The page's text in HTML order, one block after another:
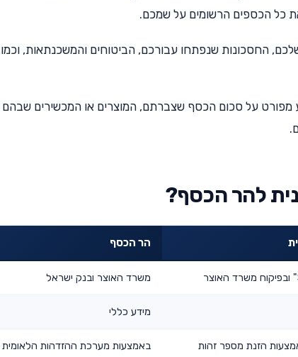
כל הכספים הרשומים על שמכם.
החסכונות שנפתחו עבורכם, הביטוחים והמשכנתאות,
מפורט על סכום הכסף שצברתם, המוצרים או המכשירים
להר הכסף?
הר הכסף
משרד האוצר ובנק ישראל
מידע כללי
הזנת מספר זהות באמצעות מערכת ההזדהות הלאומית